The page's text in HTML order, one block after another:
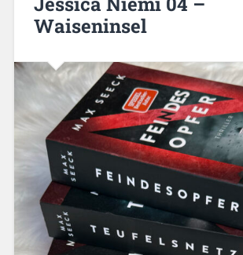
Waiseninsel